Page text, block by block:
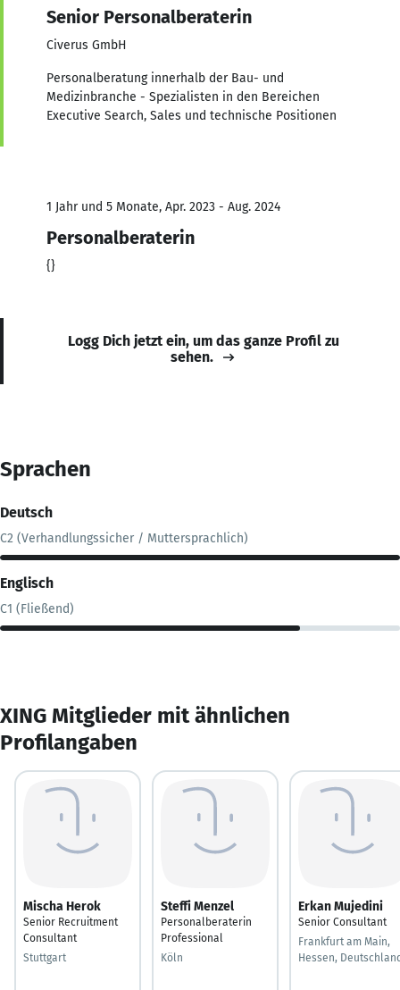
Senior Personalberaterin
Civerus GmbH
Personalberatung innerhalb der Bau- und
Medizinbranche - Spezialisten in den Bereichen
Executive Search, Sales und technische Positionen
1 Jahr und 5 Monate, Apr. 2023 - Aug. 2024
Personalberaterin
{}
Logg Dich jetzt ein, um das ganze Profil zu
sehen.
Sprachen
Deutsch
C2 (Verhandlungssicher / Muttersprachlich)
Englisch
C1 (Fließend)
XING Mitglieder mit ähnlichen
Profilangaben
Mischa Herok
Senior Recruitment
Consultant
Stuttgart
Steffi Menzel
Personalberaterin
Professional
Köln
Erkan Mujedini
Senior Consultant
Frankfurt am Main,
Hessen,